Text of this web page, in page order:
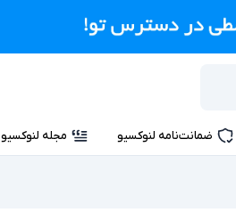
ضمانت‌نامه لنوکسیو مجله لنوکسیو